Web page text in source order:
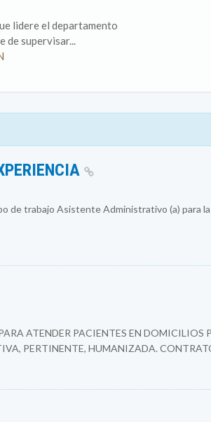
lidere el departamento
de supervisar...
trabajo Asistente Administrativo (a) para
ATENDER PACIENTES EN DOMICILIOS
PERTINENTE, HUMANIZADA.